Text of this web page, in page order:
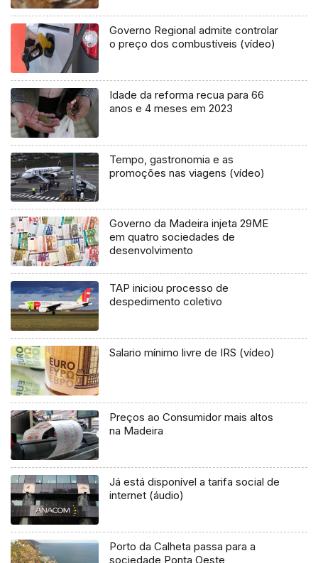
Governo Regional admite controlar
o preço dos combustíveis (vídeo)
Idade da reforma recua para 66
anos e 4 meses em 2023
Tempo, gastronomia e as
promoções nas viagens (vídeo)
Governo da Madeira injeta 29ME
em quatro sociedades de
desenvolvimento
TAP iniciou processo de
despedimento coletivo
Salario mínimo livre de IRS (vídeo)
Preços ao Consumidor mais altos
na Madeira
Já está disponível a tarifa social de
internet (áudio)
Porto da Calheta passa para a
sociedade Ponta Oeste